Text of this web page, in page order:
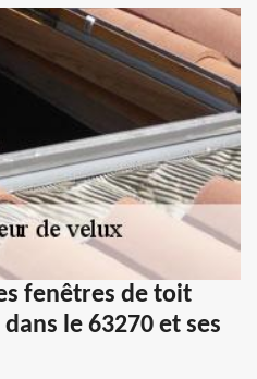
fenêtres de toit
le 63270 et ses